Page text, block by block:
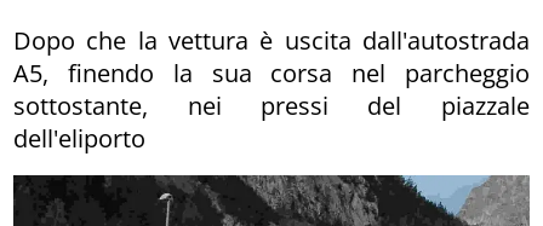
Dopo che la vettura è uscita dall'autostrada
A5, finendo la sua corsa nel parcheggio
sottostante, nei pressi del piazzale
dell'eliporto